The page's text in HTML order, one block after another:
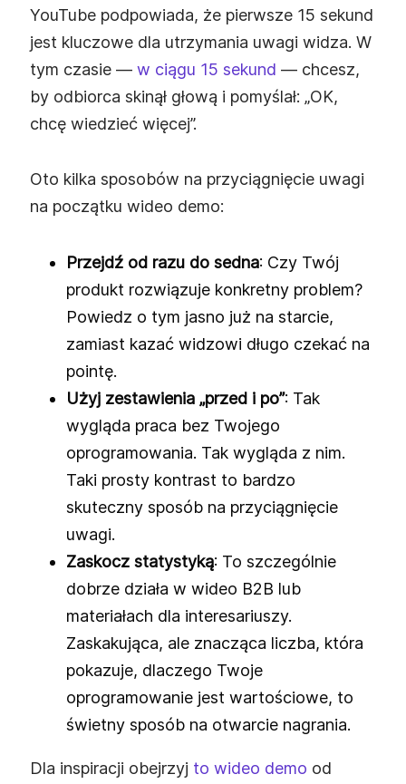
YouTube podpowiada, że pierwsze 15 sekund
jest kluczowe dla utrzymania uwagi widza. W
tym czasie — w ciągu 15 sekund — chcesz,
by odbiorca skinął głową i pomyślał: „OK,
chcę wiedzieć więcej”.
Oto kilka sposobów na przyciągnięcie uwagi
na początku wideo demo:
Przejdź od razu do sedna: Czy Twój
produkt rozwiązuje konkretny problem?
Powiedz o tym jasno już na starcie,
zamiast kazać widzowi długo czekać na
pointę.
Użyj zestawienia „przed i po”: Tak
wygląda praca bez Twojego
oprogramowania. Tak wygląda z nim.
Taki prosty kontrast to bardzo
skuteczny sposób na przyciągnięcie
uwagi.
Zaskocz statystyką: To szczególnie
dobrze działa w wideo B2B lub
materiałach dla interesariuszy.
Zaskakująca, ale znacząca liczba, która
pokazuje, dlaczego Twoje
oprogramowanie jest wartościowe, to
świetny sposób na otwarcie nagrania.
Dla inspiracji obejrzyj to wideo demo od